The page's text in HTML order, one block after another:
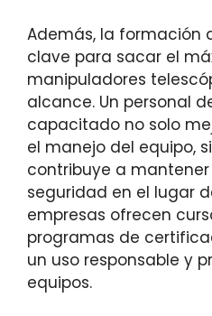
Además, la formación
clave para sacar el
manipuladores
alcance. Un personal
capacitado no solo
el manejo del equipo,
contribuye a
seguridad en el lugar
empresas ofrecen
programas de
un uso responsable y
equipos.